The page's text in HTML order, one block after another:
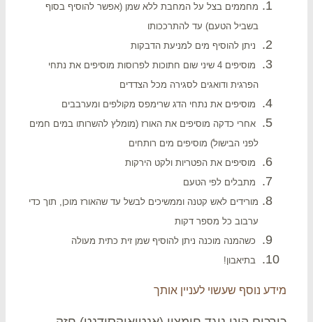
מחממים בצל על המחבת ללא שמן (אפשר להוסיף בסוף
בשביל הטעם) עד להתרככותו
ניתן להוסיף מים למניעת הדבקות
מוסיפים 4 שיני שום חתוכות לפרוסות מוסיפים את נתחי
הפרגית ודואגים לסגירה מכל הצדדים
מוסיפים את נתחי הדגשרימפס מקולפיםומערבבים
אחרי כדקה מוסיפים את האורז (מומלץ להשרותו במים חמים
לפני הבישול) מוסיפים מים רותחים
מוסיפים את הפטריות ולקט הירקות
מתבלים לפי הטעם
מורידים לאש קטנה וממשיכים לבשל עד שהאורז מוכן, תוך כדי
ערבוב כל מספר דקות
כשהמנה מוכנה ניתן להוסיף שמן זית כתית מעולה
בתיאבון!
נוסף שעשוי לעניין אותך